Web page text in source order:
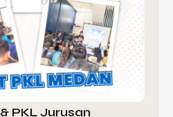
PKL Jurusan